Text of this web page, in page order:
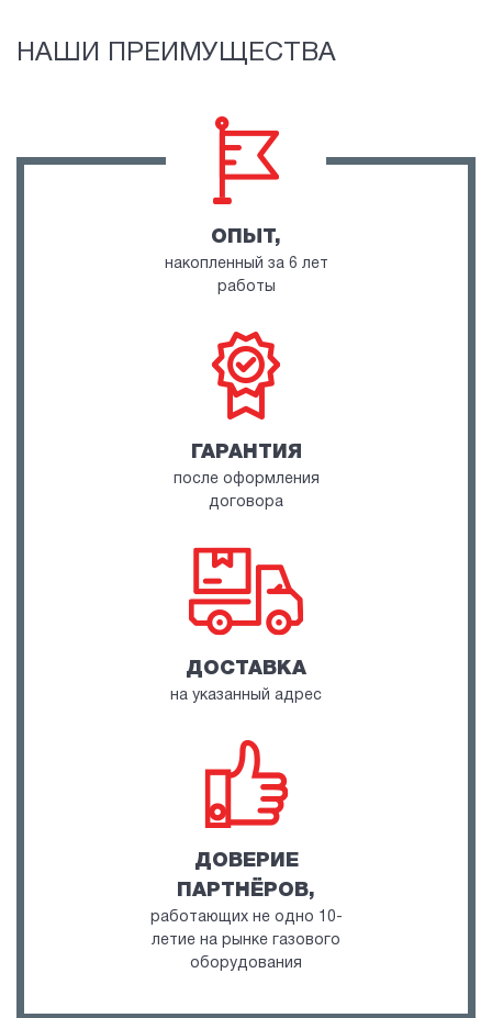
НАШИ ПРЕИМУЩЕСТВА
ОПЫТ,
накопленный за 6 лет
работы
ГАРАНТИЯ
после оформления
договора
ДОСТАВКА
на указанный адрес
ДОВЕРИЕ
ПАРТНЁРОВ,
работающих не одно 10-
летие на рынке газового
оборудования